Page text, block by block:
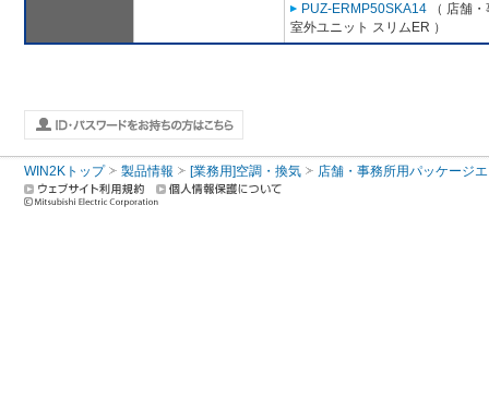
PUZ-ERMP50SKA14 （ 店舗
室外ユニット スリムER ）
WIN2Kトップ 製品情報 [業務用]空調・換気 店舗・事務所用パッケージ